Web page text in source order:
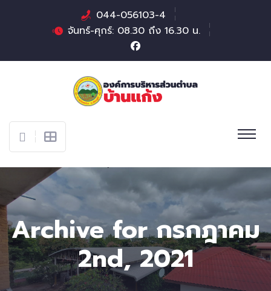
044-056103-4
จันทร์-ศุกร์: 08.30 ถึง 16.30 น.
Archive for กรกฎาคม
2nd, 2021